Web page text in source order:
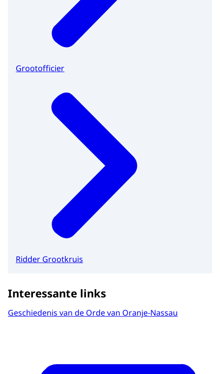
Grootofficier
Ridder Grootkruis
Interessante links
Geschiedenis van de Orde van Oranje-Nassau